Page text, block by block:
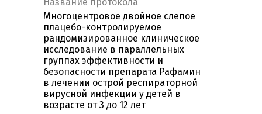
Название протокола
Многоцентровое двойное слепое
плацебо-контролируемое
рандомизированное клиническое
исследование в параллельных
группах эффективности и
безопасности препарата Рафамин
в лечении острой респираторной
вирусной инфекции у детей в
возрасте от 3 до 12 лет